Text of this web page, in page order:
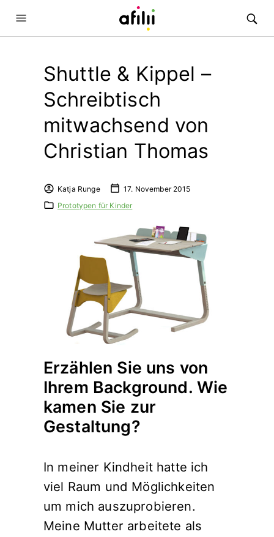
Shuttle & Kippel –
Schreibtisch
mitwachsend von
Christian Thomas
Katja Runge
17. November 2015
Prototypen für Kinder
Erzählen Sie uns von
Ihrem Background. Wie
kamen Sie zur
Gestaltung?
In meiner Kindheit hatte ich
viel Raum und Möglichkeiten
um mich auszuprobieren.
Meine Mutter arbeitete als